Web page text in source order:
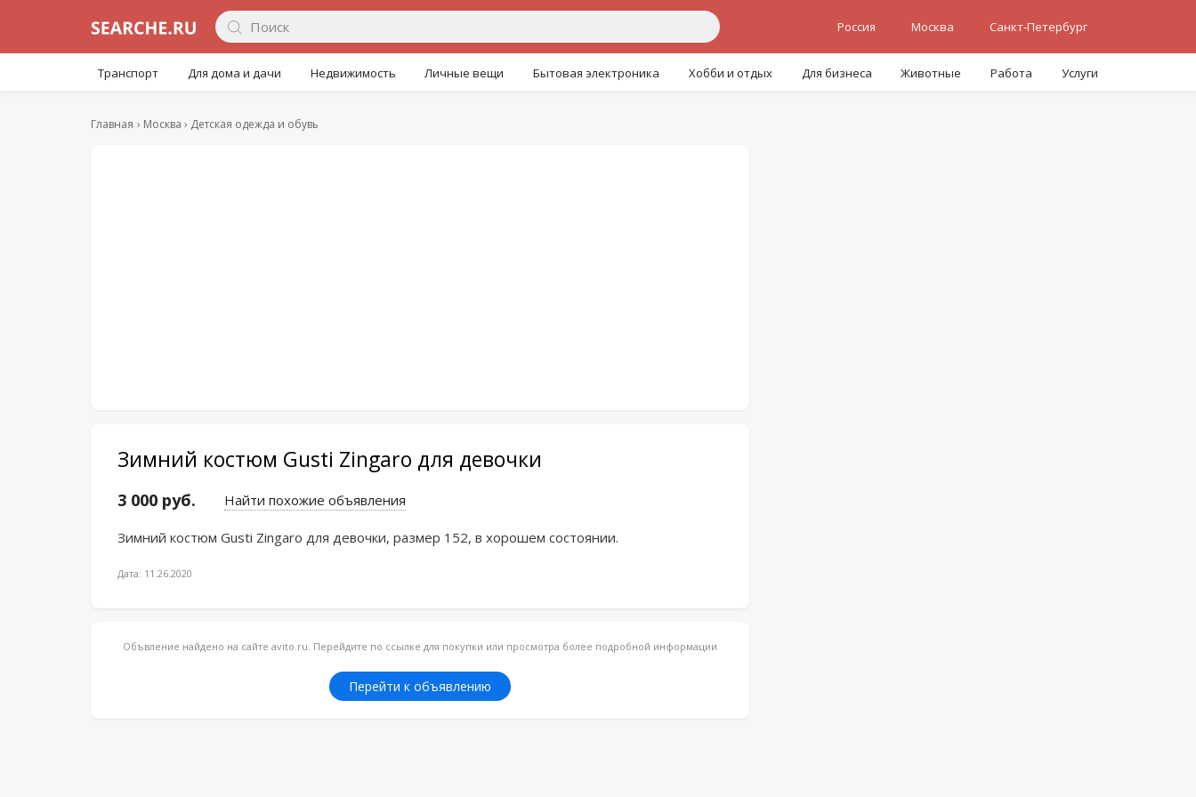
Россия Москва Санкт-Петербург
Транспорт Для дома и дачи Недвижимость Личные вещи Бытовая электроника Хобби и отдых Для бизнеса Животные Работа Услуги
Главная Москва Детская одежда и обувь
Зимний костюм Gusti Zingaro для девочки
3 000 руб. Найти похожие объявления
Зимний костюм Gusti Zingaro для девочки, размер 152, в хорошем состоянии.
Дата: 11.26.2020
Объвление найдено на сайте avito.ru. Перейдите по ссылке для покупки или просмотра более подробной информации
Перейти к объявлению